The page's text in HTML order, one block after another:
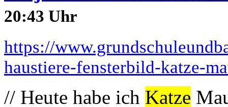
20:43 Uhr
https://
haustiere-fensterbild-katze-
// Heute habe ich Katze